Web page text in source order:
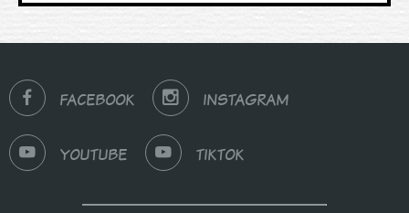
FACEBOOK INSTAGRAM
YOUTUBE TIKTOK